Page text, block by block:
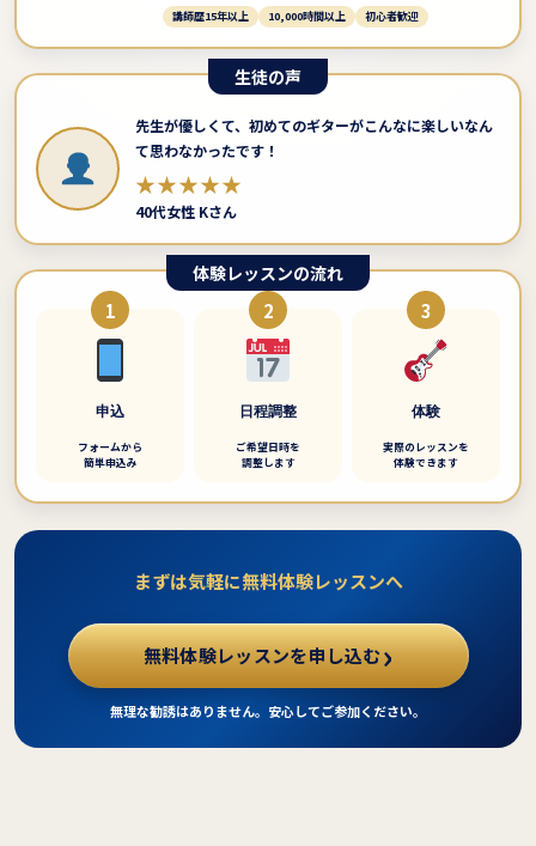
講師歴15年以上 10,000時間以上 初心者歓迎
生徒の声
先生が優しくて、初めてのギターがこんなに楽しいなん
て思わなかったです！
★★★★★
40代女性 Kさん
体験レッスンの流れ
1
申込
フォームから
簡単申込み
2
日程調整
ご希望日時を
調整します
3
体験
実際のレッスンを
体験できます
まずは気軽に無料体験レッスンへ
無料体験レッスンを申し込む
無理な勧誘はありません。安心してご参加ください。